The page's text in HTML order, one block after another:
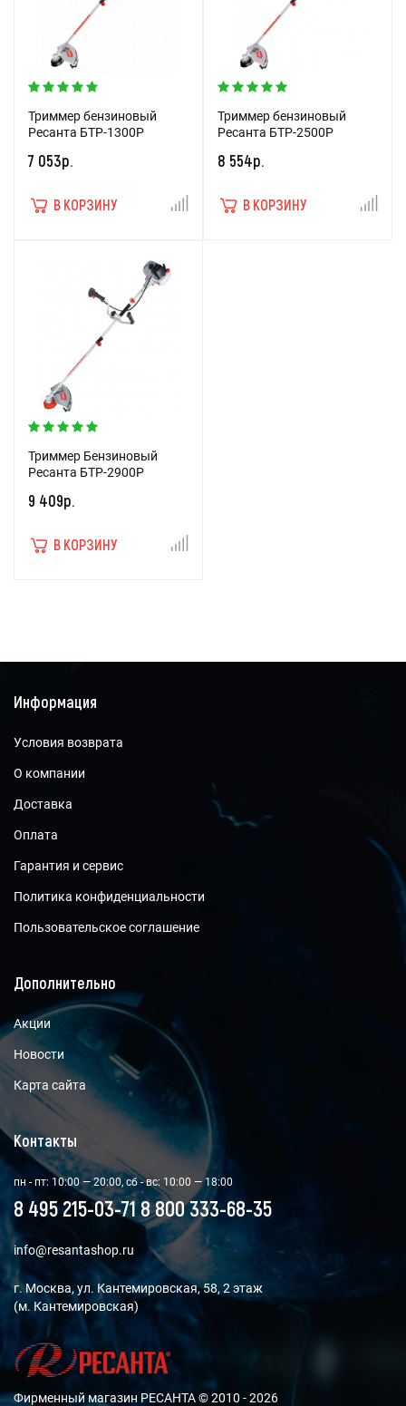
Триммер бензиновый
Ресанта БТР-1300Р
7 053р.
В КОРЗИНУ
Триммер бензиновый
Ресанта БТР-2500Р
8 554р.
В КОРЗИНУ
Триммер Бензиновый
Ресанта БТР-2900Р
9 409р.
В КОРЗИНУ
Информация
Условия возврата
О компании
Доставка
Оплата
Гарантия и сервис
Политика конфиденциальности
Пользовательское соглашение
Дополнительно
Акции
Новости
Карта сайта
Контакты
пн - пт: 10:00 — 20:00, сб - вс: 10:00 — 18:00
8 495 215-03-71 8 800 333-68-35
info@resantashop.ru
г. Москва, ул. Кантемировская, 58, 2 этаж
(м. Кантемировская)
Фирменный магазин РЕСАНТА © 2010 - 2026